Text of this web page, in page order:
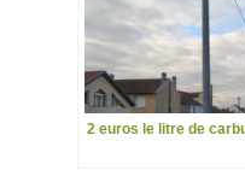
2 euros le litre de